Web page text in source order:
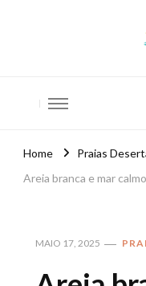
Home
Praias
Areia branca e mar
MAIO 17, 2025